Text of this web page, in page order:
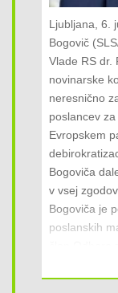
Ljubljana, 6.
Bogovič
Vlade RS dr.
novinarske
neresnično
poslancev
Evropskem
Bogoviča
v vsej
Bogoviča je
poslanskih
že v prvem